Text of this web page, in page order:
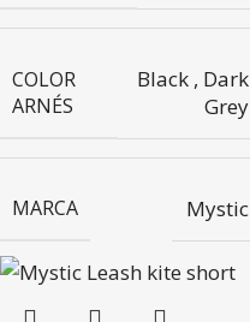
COLOR
ARNÉS
Black , Dark
Grey
MARCA Mystic